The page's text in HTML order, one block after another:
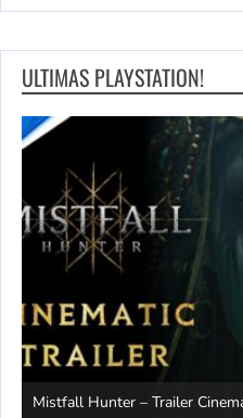
ULTIMAS PLAYSTATION!
Mistfall Hunter – Trailer